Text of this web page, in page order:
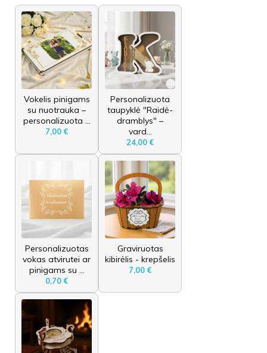
Vokelis pinigams
su nuotrauka –
personalizuota ...
7,00 €
Personalizuota
taupyklė "Raidė-
dramblys" –
vard...
24,00 €
Personalizuotas
vokas atvirutei ar
pinigams su ...
0,70 €
Graviruotas
kibirėlis - krepšelis
7,00 €